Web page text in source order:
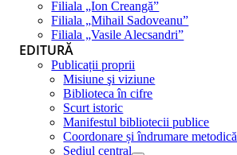
Filiala „Ion Creangă”
Filiala „Mihail Sadoveanu”
Filiala „Vasile Alecsandri”
EDITURĂ
Publicații proprii
Misiune şi viziune
Biblioteca în cifre
Scurt istoric
Manifestul bibliotecii publice
Coordonare și îndrumare metodică
Sediul central